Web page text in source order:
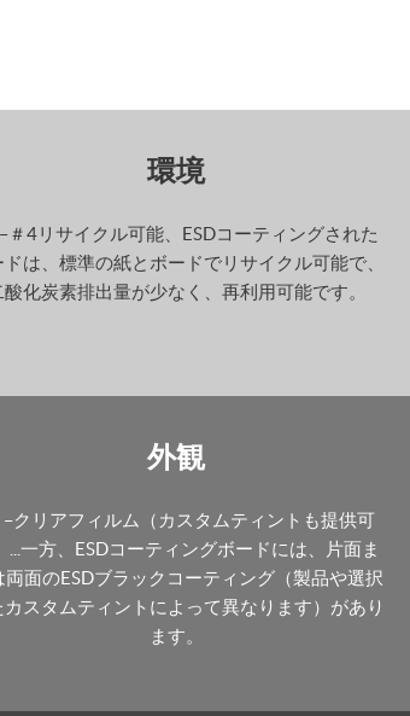
環境
＃4リサイクル可能、ESDコーティングされた
ドは、標準の紙とボードでリサイクル可能で、
酸化炭素排出量が少なく、再利用可能です。
外観
–クリアフィルム（カスタムティントも提供可
...一方、ESDコーティングボードには、片面ま
両面のESDブラックコーティング（製品や選択
カスタムティントによって異なります）があり
ます。